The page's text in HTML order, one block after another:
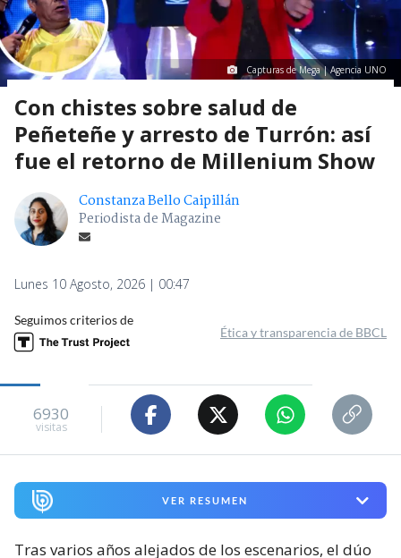
Capturas de Mega | Agencia UNO
Con chistes sobre salud de
Peñeteñe y arresto de Turrón: así
fue el retorno de Millenium Show
Constanza Bello Caipillán
Periodista de Magazine
Lunes 10 Agosto, 2026 | 00:47
Seguimos criterios de
Ética y transparencia de BBCL
6930
visitas
VER RESUMEN
Tras varios años alejados de los escenarios, el dúo